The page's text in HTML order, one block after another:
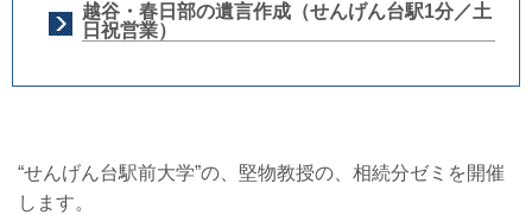
越谷・春日部の遺言作成（せんげん台駅1分／土
日祝営業）
“せんげん台駅前大学”の、堅物教授の、相続分ゼミを開催
します。